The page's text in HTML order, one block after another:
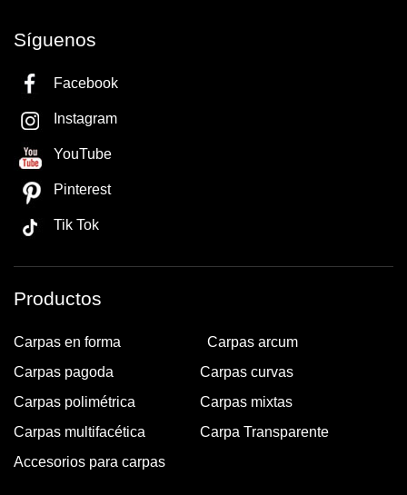
Síguenos
Facebook
Instagram
YouTube
Pinterest
Tik Tok
Productos
Carpas en forma
Carpas arcum
Carpas pagoda
Carpas curvas
Carpas polimétrica
Carpas mixtas
Carpas multifacética
Carpa Transparente
Accesorios para carpas